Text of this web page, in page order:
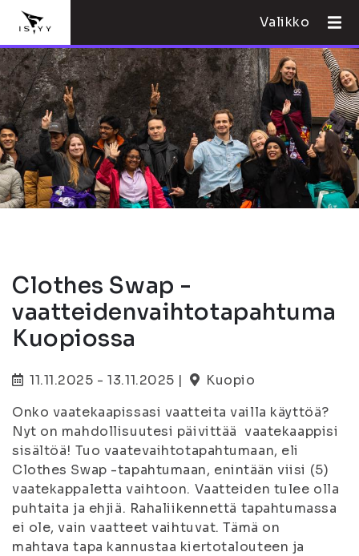
Valikko
Clothes Swap -
vaatteidenvaihtotapahtuma
Kuopiossa
11.11.2025 - 13.11.2025 |
Kuopio
Onko vaatekaapissasi vaatteita vailla käyttöä?
Nyt on mahdollisuutesi päivittää vaatekaappisi
sisältöä! Tuo vaatevaihtotapahtumaan, eli
Clothes Swap -tapahtumaan, enintään viisi (5)
vaatekappaletta vaihtoon. Vaatteiden tulee olla
puhtaita ja ehjiä. Rahaliikennettä tapahtumassa
ei ole, vain vaatteet vaihtuvat. Tämä on
mahtava tapa kannustaa kiertotalouteen ja